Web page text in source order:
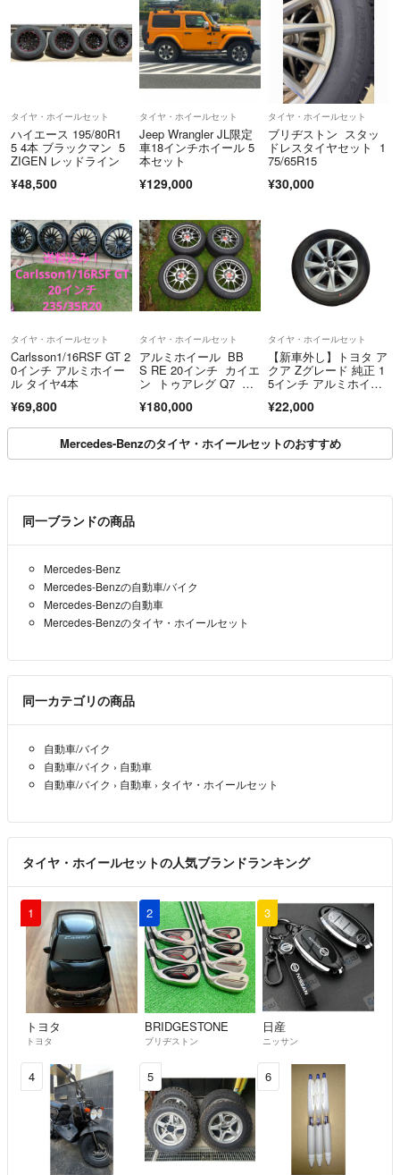
タイヤ・ホイールセット
ハイエース 195/80R1
5 4本 ブラックマン 5
ZIGEN レッドライン
¥48,500
タイヤ・ホイールセット
Jeep Wrangler JL限定
車18インチホイール 5
本セット
¥129,000
タイヤ・ホイールセット
ブリヂストン スタッ
ドレスタイヤセット 1
75/65R15
¥30,000
タイヤ・ホイールセット
Carlsson1/16RSF GT 2
0インチ アルミホイー
ル タイヤ4本
¥69,800
タイヤ・ホイールセット
アルミホイール BB
S RE 20インチ カイエ
ン トゥアレグ Q7 ス
ジストン ブリザック
¥180,000
タイヤ・ホイールセット
【新車外し】トヨタ ア
クア Zグレード 純正 1
5インチ アルミホイー
¥22,000
Mercedes-Benzのタイヤ・ホイールセットのおすすめ
同一ブランドの商品
Mercedes-Benz
Mercedes-Benzの自動車/バイク
Mercedes-Benzの自動車
Mercedes-Benzのタイヤ・ホイールセット
同一カテゴリの商品
自動車/バイク
自動車/バイク › 自動車
自動車/バイク › 自動車 › タイヤ・ホイールセット
タイヤ・ホイールセットの人気ブランドランキング
1
トヨタ
トヨタ
2
BRIDGESTONE
ブリヂストン
3
日産
ニッサン
4 5 6